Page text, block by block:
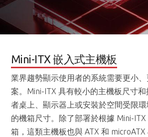
Mini-ITX 嵌入式主機板
業界趨勢顯示使用者的系統需要更小
案。Mini-ITX 具有較小的主機板尺寸
者桌上、顯示器上或安裝於空間受限
的機箱尺寸。除了部署於根據 Mini-
箱，這類主機板也與 ATX 和